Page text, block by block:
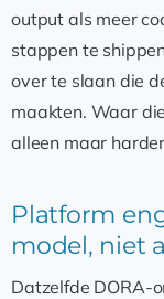
output als meer
stappen te
over te slaan die
maakten. Waar
alleen maar
Platform
model, niet
Datzelfde DORA-